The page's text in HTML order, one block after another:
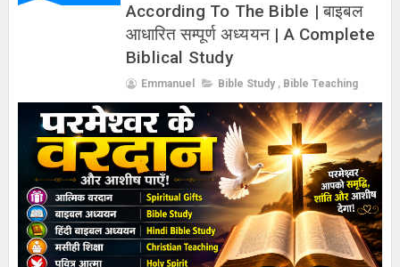
According To The Bible | बाइबल
आधारित सम्पूर्ण अध्ययन | A Complete
Biblical Study
Emmanuel Bible Study , Bible Teaching